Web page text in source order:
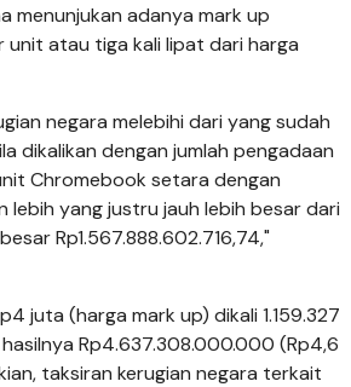
menunjukan adanya mark up
unit atau tiga kali lipat dari harga
negara melebihi dari yang sudah
dikalikan dengan jumlah pengadaan
Chromebook setara dengan
lebih yang justru jauh lebih besar dari
Rp1.567.888.602.716,74,"
juta (harga mark up) dikali 1.159.327
Rp4.637.308.000.000 (Rp4,6
taksiran kerugian negara terkait